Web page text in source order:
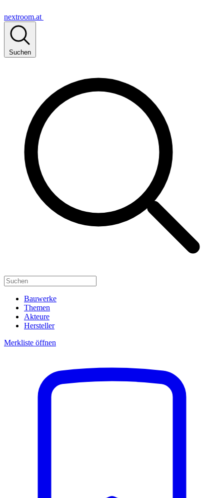
nextroom.at
Suchen
Bauwerke
Themen
Akteure
Hersteller
Merkliste öffnen